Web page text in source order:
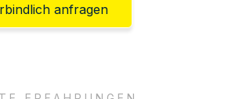
anfragen